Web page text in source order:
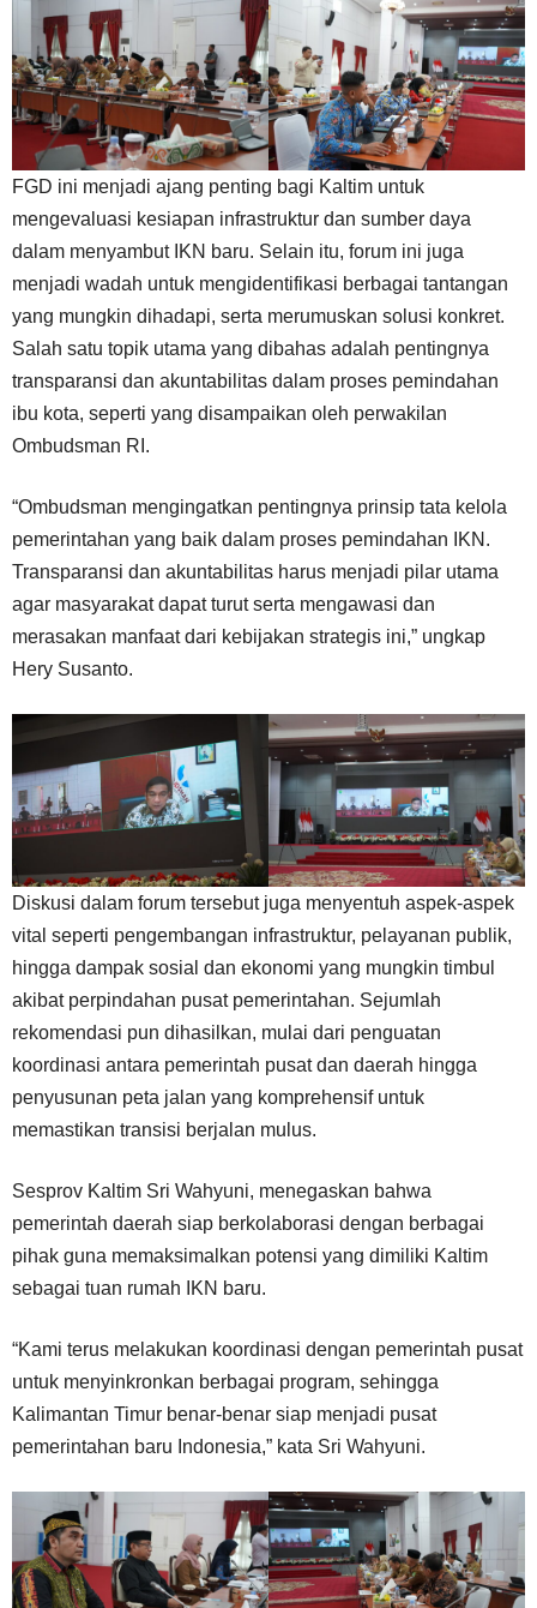
FGD ini menjadi ajang penting bagi Kaltim untuk
mengevaluasi kesiapan infrastruktur dan sumber daya
dalam menyambut IKN baru. Selain itu, forum ini juga
menjadi wadah untuk mengidentifikasi berbagai tantangan
yang mungkin dihadapi, serta merumuskan solusi konkret.
Salah satu topik utama yang dibahas adalah pentingnya
transparansi dan akuntabilitas dalam proses pemindahan
ibu kota, seperti yang disampaikan oleh perwakilan
Ombudsman RI.
“Ombudsman mengingatkan pentingnya prinsip tata kelola
pemerintahan yang baik dalam proses pemindahan IKN.
Transparansi dan akuntabilitas harus menjadi pilar utama
agar masyarakat dapat turut serta mengawasi dan
merasakan manfaat dari kebijakan strategis ini,” ungkap
Hery Susanto.
Diskusi dalam forum tersebut juga menyentuh aspek-aspek
vital seperti pengembangan infrastruktur, pelayanan publik,
hingga dampak sosial dan ekonomi yang mungkin timbul
akibat perpindahan pusat pemerintahan. Sejumlah
rekomendasi pun dihasilkan, mulai dari penguatan
koordinasi antara pemerintah pusat dan daerah hingga
penyusunan peta jalan yang komprehensif untuk
memastikan transisi berjalan mulus.
Sesprov Kaltim Sri Wahyuni, menegaskan bahwa
pemerintah daerah siap berkolaborasi dengan berbagai
pihak guna memaksimalkan potensi yang dimiliki Kaltim
sebagai tuan rumah IKN baru.
“Kami terus melakukan koordinasi dengan pemerintah pusat
untuk menyinkronkan berbagai program, sehingga
Kalimantan Timur benar-benar siap menjadi pusat
pemerintahan baru Indonesia,” kata Sri Wahyuni.